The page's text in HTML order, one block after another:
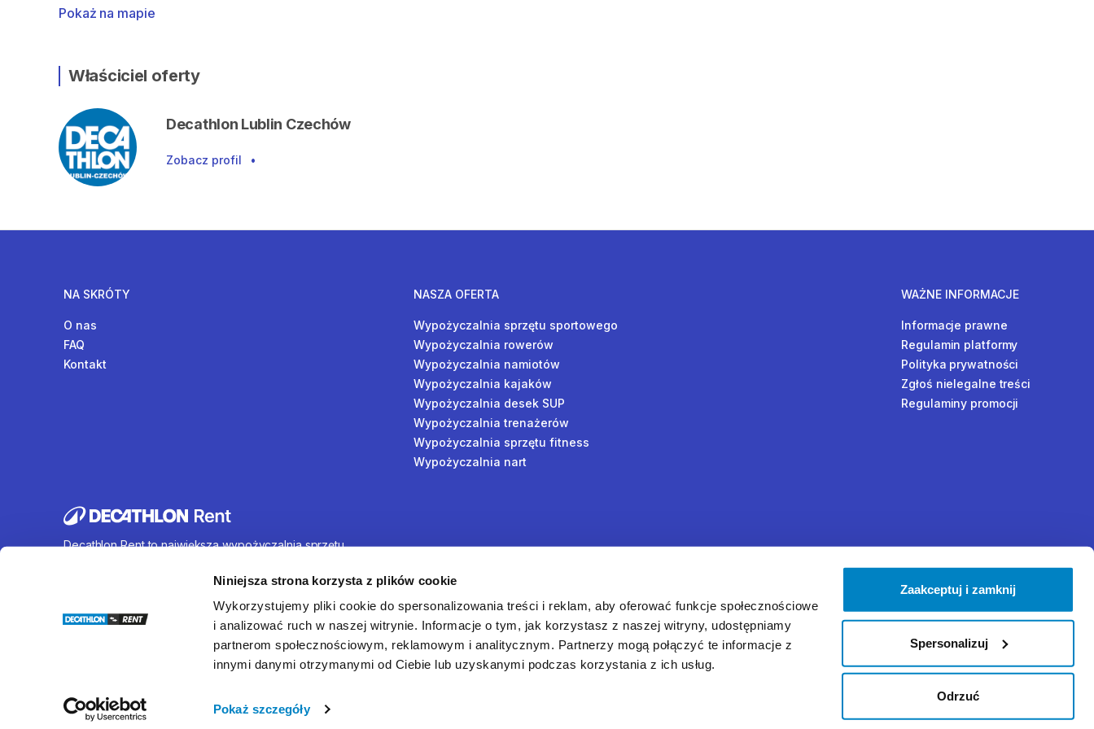
Niniejsza strona korzysta z plików cookie
Wykorzystujemy pliki cookie do spersonalizowania treści i reklam, aby oferować funkcje społecznościowe
i analizować ruch w naszej witrynie. Informacje o tym, jak korzystasz z naszej witryny, udostępniamy
partnerom społecznościowym, reklamowym i analitycznym. Partnerzy mogą połączyć te informacje z
innymi danymi otrzymanymi od Ciebie lub uzyskanymi podczas korzystania z ich usług.
Pokaż szczegóły
Zaakceptuj i zamknij
Spersonalizuj
Odrzuć
Pokaż na mapie
Właściciel oferty
Decathlon Lublin Czechów
Zobacz profil •
NA SKRÓTY
O nas
FAQ
Kontakt
NASZA OFERTA
Wypożyczalnia sprzętu sportowego
Wypożyczalnia rowerów
Wypożyczalnia namiotów
Wypożyczalnia kajaków
Wypożyczalnia desek SUP
Wypożyczalnia trenażerów
Wypożyczalnia sprzętu fitness
Wypożyczalnia nart
WAŻNE INFORMACJE
Informacje prawne
Regulamin platformy
Polityka prywatności
Zgłoś nielegalne treści
Regulaminy promocji
Decathlon Rent to największa wypożyczalnia sprzętu
wynajem rowerów, sprzętu turystycznego, sprzętu do